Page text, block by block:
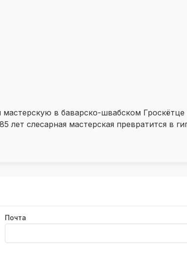
в баварско-швабском Гроскётце
слесарная мастерская превратится в
Почта